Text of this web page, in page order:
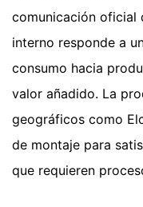
comunicación oficial
interno responde a
consumo hacia
valor añadido. La
geográficos como
de montaje para
que requieren